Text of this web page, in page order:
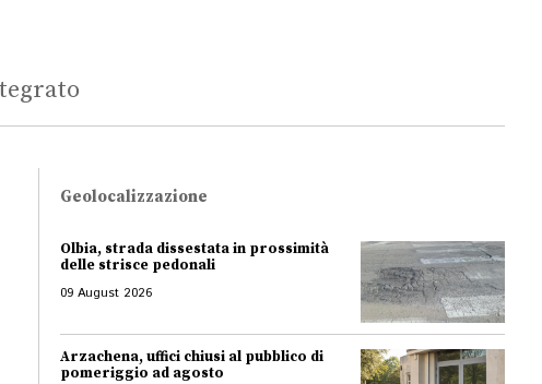
Geolocalizzazione
Olbia, strada dissestata in prossimità
delle strisce pedonali
09 August 2026
Arzachena, uffici chiusi al pubblico di
pomeriggio ad agosto